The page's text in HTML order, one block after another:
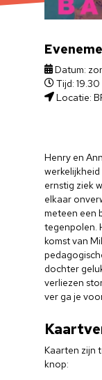
Henry en
ernstig ziek
elkaar
meteen een
tegenpolen.
komst van
dochter
verliezen
ver ga je
Kaarten zijn
knop:
Datum:
Tijd:
Locatie: